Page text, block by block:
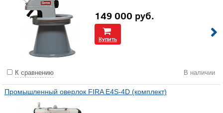
149 000 руб.
Купить
К сравнению В наличии
Промышленный оверлок FIRA E4S-4D (комплект)